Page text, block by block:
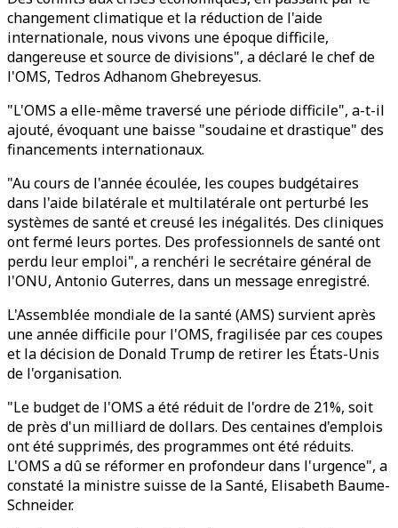
changement climatique et la réduction de l'aide
internationale, nous vivons une époque difficile,
dangereuse et source de divisions", a déclaré le chef de
l'OMS, Tedros Adhanom Ghebreyesus.
"L'OMS a elle-même traversé une période difficile", a-t-il
ajouté, évoquant une baisse "soudaine et drastique" des
financements internationaux.
"Au cours de l'année écoulée, les coupes budgétaires
dans l'aide bilatérale et multilatérale ont perturbé les
systèmes de santé et creusé les inégalités. Des cliniques
ont fermé leurs portes. Des professionnels de santé ont
perdu leur emploi", a renchéri le secrétaire général de
l'ONU, Antonio Guterres, dans un message enregistré.
L'Assemblée mondiale de la santé (AMS) survient après
une année difficile pour l'OMS, fragilisée par ces coupes
et la décision de Donald Trump de retirer les États-Unis
de l'organisation.
"Le budget de l'OMS a été réduit de l'ordre de 21%, soit
de près d'un milliard de dollars. Des centaines d'emplois
ont été supprimés, des programmes ont été réduits.
L'OMS a dû se réformer en profondeur dans l'urgence", a
constaté la ministre suisse de la Santé, Elisabeth Baume-
Schneider.